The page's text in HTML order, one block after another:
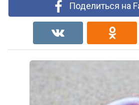
Поделиться на